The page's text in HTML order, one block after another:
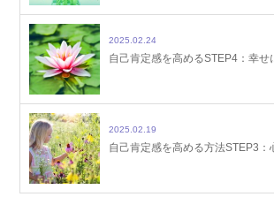
2025.02.24
自己肯定感を高めるSTEP4：幸せ
2025.02.19
自己肯定感を高める方法STEP3：